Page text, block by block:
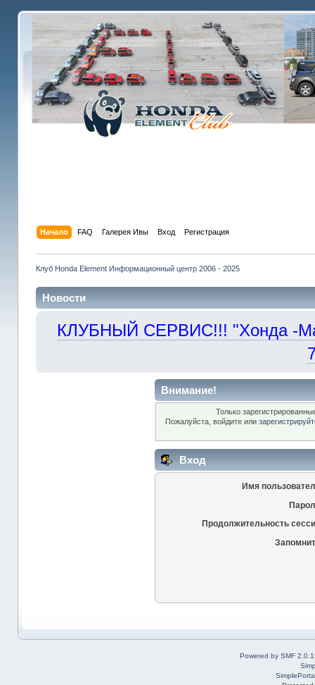
Начало FAQ Галерея Ивы Вход Регистрация
Клуб Honda Element Информационный центр 2006 - 2025
Новости
КЛУБНЫЙ СЕРВИС!!! "Хонда -
Внимание!
Только
Пожалуйста, войдите или
Вход
Имя
Продолжительность
Powered by SMF